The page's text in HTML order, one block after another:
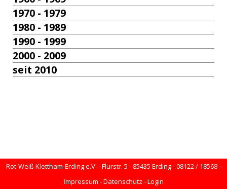
1970 - 1979
1980 - 1989
1990 - 1999
2000 - 2009
seit 2010
Rot-Weiß Klettham-Erding e.V. - Flurstr. 5 - 85435 Erding - 08122 / 18568 -
Impressum -Datenschutz -Login